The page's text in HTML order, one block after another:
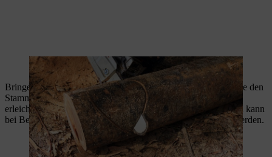
Dank V-Schnitt wird aus dem Stamm eine Sägeunterlage.
Bringen Sie die Unterlage in eine stabile Position und legen Sie den
Stamm darauf. Eine
Handpackzange
kann Ihnen die Arbeit
erleichtern. Der Stamm sollte keinen Spielraum aufweisen und kann
bei Bedarf durch Keile oder kleine Hölzer zusätzlich fixiert werden.